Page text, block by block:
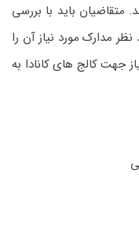
متقاضیان باید با بررسی
مدارک مورد نیاز آن را
جهت کالج های کانادا به